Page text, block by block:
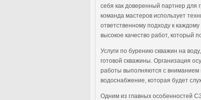
себя как доверенный партнер для
команда мастеров использует
ответственному подходу к
высокое качество работ, который
Услуги по бурению скважин на
готовой скважины. Организация
работы выполняются с вниманием
водоснабжение, которая будет
Одним из главных особенностей